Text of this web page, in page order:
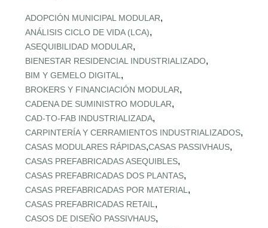
ADOPCIÓN MUNICIPAL MODULAR,
ANÁLISIS CICLO DE VIDA (LCA),
ASEQUIBILIDAD MODULAR,
BIENESTAR RESIDENCIAL INDUSTRIALIZADO,
BIM Y GEMELO DIGITAL ,
BROKERS Y FINANCIACIÓN MODULAR,
CADENA DE SUMINISTRO MODULAR,
CAD‑TO‑FAB INDUSTRIALIZADA,
CARPINTERÍA Y CERRAMIENTOS INDUSTRIALIZADOS,
CASAS MODULARES RÁPIDAS,CASAS PASSIVHAUS,
CASAS PREFABRICADAS ASEQUIBLES,
CASAS PREFABRICADAS DOS PLANTAS,
CASAS PREFABRICADAS POR MATERIAL ,
CASAS PREFABRICADAS RETAIL ,
CASOS DE DISEÑO PASSIVHAUS,